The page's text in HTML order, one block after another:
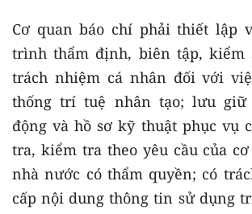
Cơ quan báo chí phải thiết lập
trình thẩm định, biên tập, kiểm
trách nhiệm cá nhân đối với
thống trí tuệ nhân tạo; lưu giữ
động và hồ sơ kỹ thuật phục vụ
tra, kiểm tra theo yêu cầu của
nhà nước có thẩm quyền; có
cấp nội dung thông tin sử dụng